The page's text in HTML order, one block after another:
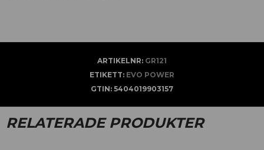
ARTIKELNR: GR121
ETIKETT: EVO POWER
GTIN: 5404019903157
RELATERADE PRODUKTER